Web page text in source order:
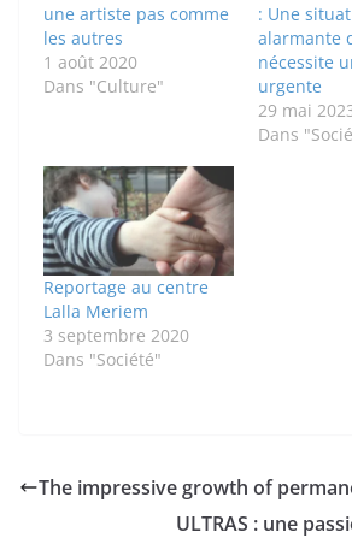
une artiste pas comme
les autres
1 août 2020
Dans "Culture"
: Une
alarmante
nécessite
urgente
29 mai
Dans
Reportage au centre
Lalla Meriem
3 septembre 2020
Dans "Société"
The impressive growth of
ULTRAS : une